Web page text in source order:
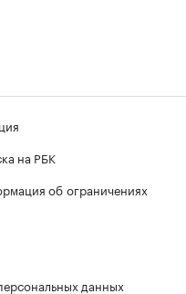
на РБК
об ограничениях
данных